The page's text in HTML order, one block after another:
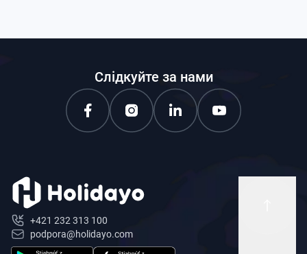
Слідкуйте за нами
+421 232 313 100
podpora@holidayo.com